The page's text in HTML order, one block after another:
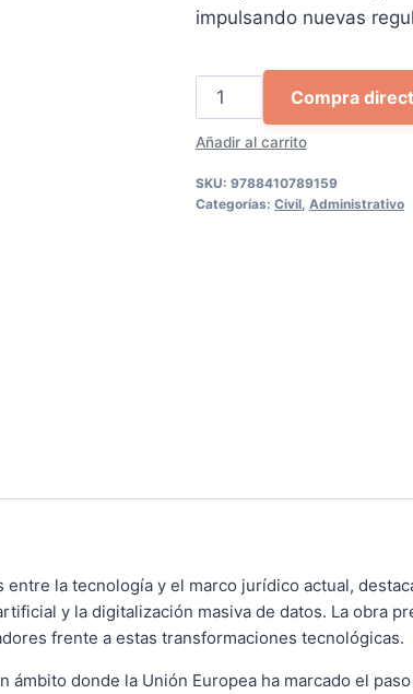
68,64 €.
impulsando nuevas
Derecho
digital
cantidad
Añadir al carrito
Compra
SKU: 9788410789159
Categorías: Civil, Administrativo
la tecnología y el marco jurídico actual,
y la digitalización masiva de datos. La obra
frente a estas transformaciones tecnológicas.
donde la Unión Europea ha marcado el